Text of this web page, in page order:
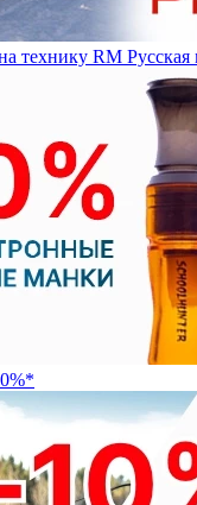
технику RM Русская